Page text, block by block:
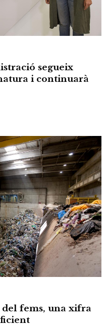
segueix
i continuarà
fems, una xifra